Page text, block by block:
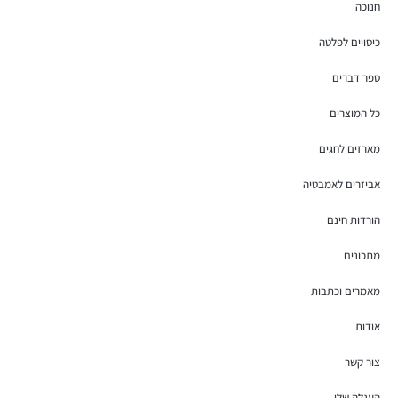
חנוכה
כיסויים לפלטה
ספר דברים
כל המוצרים
מארזים לחגים
אביזרים לאמבטיה
הורדות חינם
מתכונים
מאמרים וכתבות
אודות
צור קשר